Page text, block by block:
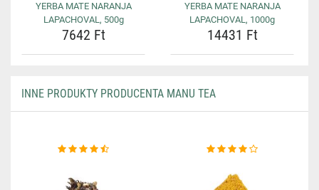
YERBA MATE NARANJA
LAPACHOVAL, 500g
7642 Ft
YERBA MATE NARANJA
LAPACHOVAL, 1000g
14431 Ft
INNE PRODUKTY PRODUCENTA MANU TEA